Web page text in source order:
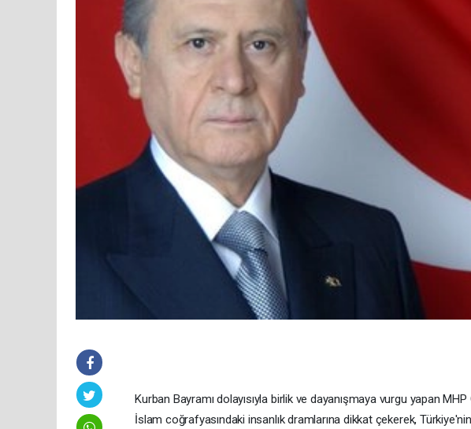
Kurban Bayramı dolayısıyla birlik ve dayanışmaya vurgu yapan
İslam coğrafyasındaki insanlık dramlarına dikkat çekerek,